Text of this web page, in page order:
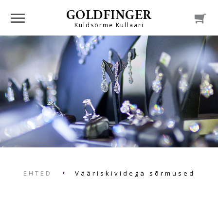
GOLDFINGER
Kuldsõrme Kullaäri

EHTED Vääriskividega sõrmused